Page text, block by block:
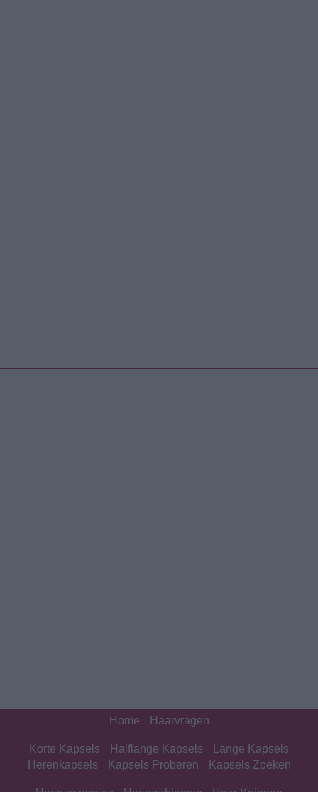
Home Haarvragen
Korte Kapsels Halflange Kapsels
Lange Kapsels
Herenkapsels
Kapsels Proberen Kapsels Zoeken